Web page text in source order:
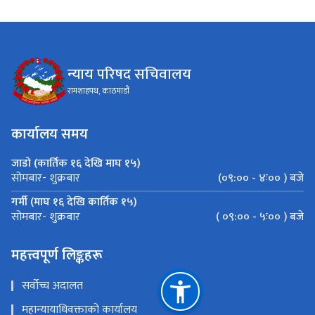
न्याय परिषद सचिवालय
रामशाहपथ, काठमाडौं
कार्यालय समय
जाडो (कार्तिक १६ देखि माघ १५)
सोमबार- शुक्रबार
(०९:०० - ४ः०० ) बजे
गर्मी (माघ १६ देखि कार्तिक १५)
सोमबार- शुक्रबार ( ०९:०० - ५ः०० ) बजे
महत्त्वपूर्ण लिङ्कहरू
सर्वोच्च अदालत
महान्यायाधिवक्ताको कार्यालय